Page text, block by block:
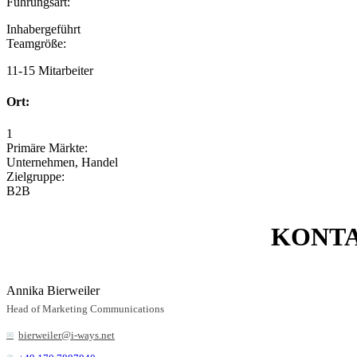
Inhabergeführt
Teamgröße:
11-15 Mitarbeiter
Ort:
1
Primäre Märkte:
Unternehmen, Handel
Zielgruppe:
B2B
Annika Bierweiler
Head of Marketing Communications
bierweiler@i-ways.net